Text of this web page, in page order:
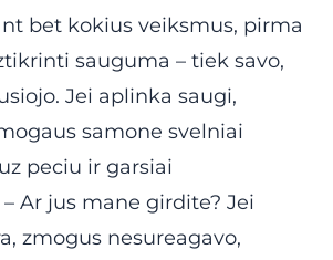
bet kokius veiksmus, pirma
sauguma – tiek savo,
Jei aplinka saugi,
samone svelniai
peciu ir garsiai
Ar jus mane girdite? Jei
zmogus nesureagavo,